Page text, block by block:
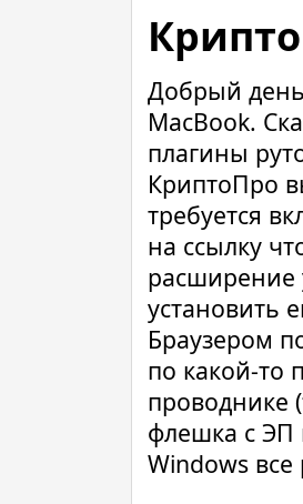
Добрый
MacBook.
плагины
КриптоПро
требуется
на ссылку
расширение
установить
Браузером
по какой-то
проводнике
флешка с ЭП
Windows все